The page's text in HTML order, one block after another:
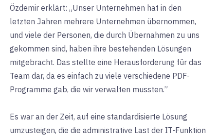
Özdemir erklärt: „Unser Unternehmen hat in den
letzten Jahren mehrere Unternehmen übernommen,
und viele der Personen, die durch Übernahmen zu uns
gekommen sind, haben ihre bestehenden Lösungen
mitgebracht. Das stellte eine Herausforderung für das
Team dar, da es einfach zu viele verschiedene PDF-
Programme gab, die wir verwalten mussten.”
Es war an der Zeit, auf eine standardisierte Lösung
umzusteigen, die die administrative Last der IT-Funktion